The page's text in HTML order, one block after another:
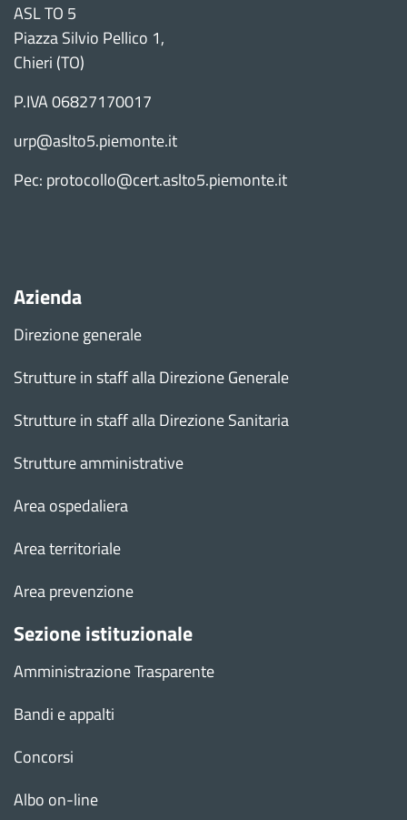
ASL TO 5
Piazza Silvio Pellico 1,
Chieri (TO)
P.IVA 06827170017
urp@aslto5.piemonte.it
Pec: protocollo@cert.aslto5.piemonte.it
Azienda
Direzione generale
Strutture in staff alla Direzione Generale
Strutture in staff alla Direzione Sanitaria
Strutture amministrative
Area ospedaliera
Area territoriale
Area prevenzione
Sezione istituzionale
Amministrazione Trasparente
Bandi e appalti
Concorsi
Albo on-line